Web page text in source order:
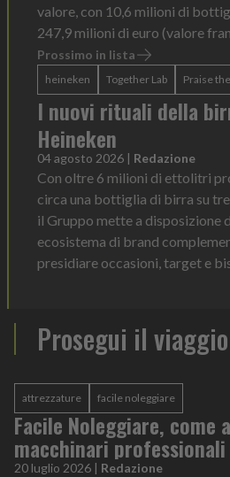
valore, con 10,6 milioni di
247,9 milioni di euro (valore
Prossimo in lista
heineken Together Lab Praise
I nuovi rituali della
Heineken
04 agosto 2026 | Redazione
Con oltre 6 milioni di ettolitri
circa una bottiglia di birra su
il Gruppo mette a disposizione
ecosistema di brand
presidiare occasioni, target e
Prosegui il viaggio
attrezzature facile noleggiare
Facile Noleggiare, come
macchinari
20 luglio 2026 | Redazione